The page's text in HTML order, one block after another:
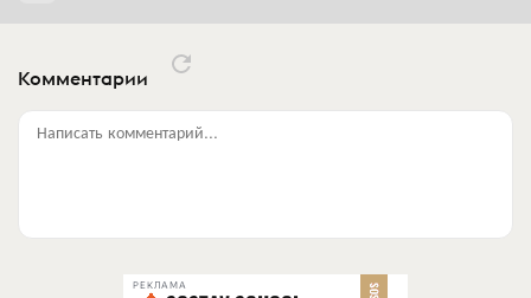
Комментарии
Написать комментарий...
РЕКЛАМА